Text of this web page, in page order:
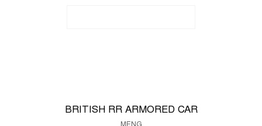
BRITISH RR ARMORED CAR